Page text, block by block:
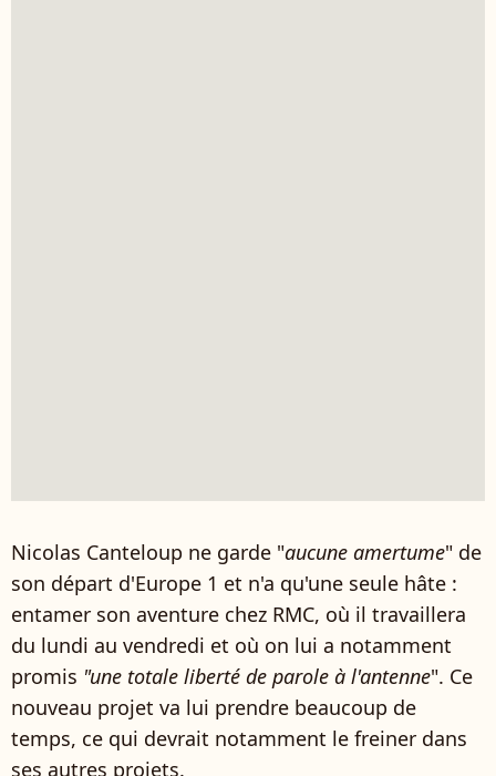
Nicolas Canteloup ne garde "aucune amertume" de
son départ d'Europe 1 et n'a qu'une seule hâte :
entamer son aventure chez RMC, où il travaillera
du lundi au vendredi et où on lui a notamment
promis "une totale liberté de parole à l'antenne". Ce
nouveau projet va lui prendre beaucoup de
temps, ce qui devrait notamment le freiner dans
ses autres projets.